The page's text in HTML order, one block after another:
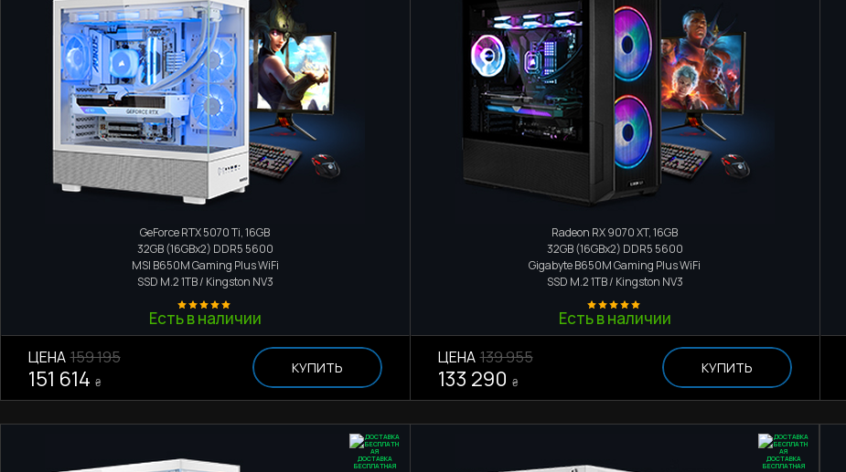
Игровой компьютер
GeForce RTX 5070 Ti, 16GB
32GB (16GBx2) DDR5 5600
MSI B650M Gaming Plus WiFi
SSD M.21TB / Kingston NV3
Есть в наличии
ЦЕНА 159 195
151 614 ₴
КУПИТЬ
Игровой компьютер
Radeon RX 9070 XT, 16GB
32GB (16GBx2) DDR5 5600
Gigabyte B650M Gaming Plus WiFi
SSD M.21TB / Kingston NV3
Есть в наличии
ЦЕНА 139 955
133 290 ₴
КУПИТЬ
ДОСТАВКА
БЕСПЛАТНАЯ
ДОСТАВКА
БЕСПЛАТНАЯ